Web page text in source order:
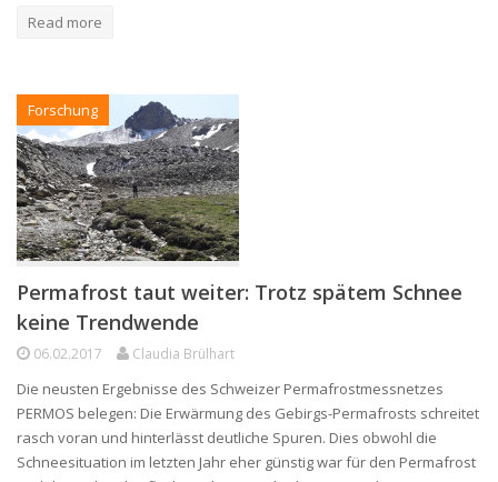
Read more
Forschung
Permafrost taut weiter: Trotz spätem Schnee
keine Trendwende
06.02.2017 Claudia Brülhart
Die neusten Ergebnisse des Schweizer Permafrostmessnetzes
PERMOS belegen: Die Erwärmung des Gebirgs-Permafrosts schreitet
rasch voran und hinterlässt deutliche Spuren. Dies obwohl die
Schneesituation im letzten Jahr eher günstig war für den Permafrost